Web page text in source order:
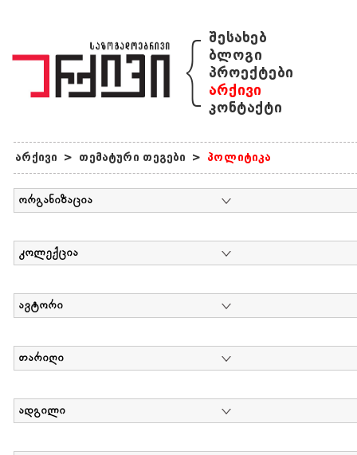
{ შესახებ
ბლოგი
პროექტები
არქივი
კონტაქტი
არქივი > თემატური თეგები > პოლიტიკა
ორგანიზაცია
კოლექცია
ავტორი
თარიღი
ადგილი